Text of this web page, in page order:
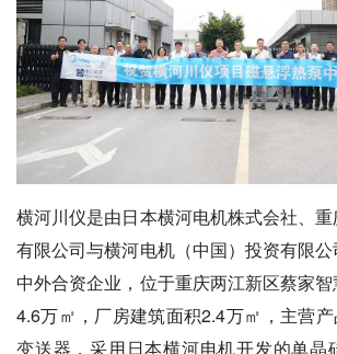
横河川仪是由日本横河电机株式会社、
有限公司与横河电机（中国）投资有限
中外合资企业，位于重庆两江新区蔡家
4.6万㎡，厂房建筑面积2.4万㎡，主营
变送器，采用日本横河电机开发的单晶